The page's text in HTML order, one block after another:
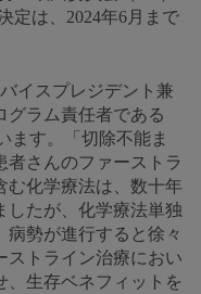
定は、2024年6月まで
イスプレジデント兼
グラム責任者である
ます。「切除不能ま
者さんのファーストラ
む化学療法は、数十年
したが、化学療法単独
勢が進行すると徐々
ストライン治療におい
、生存ベネフィットを